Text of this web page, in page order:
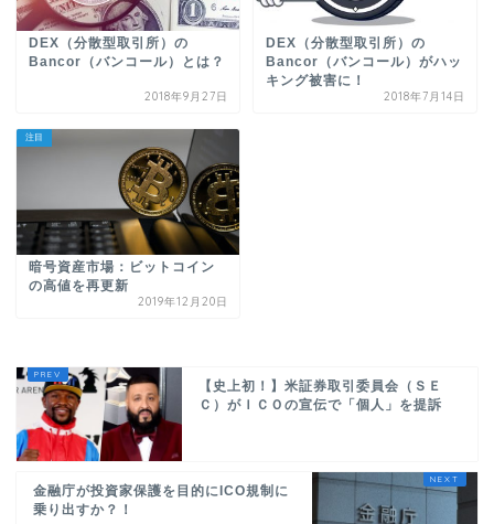
DEX（分散型取引所）の
Bancor（バンコール）とは？
2018年9月27日
DEX（分散型取引所）の
Bancor（バンコール）がハッ
キング被害に！
2018年7月14日
注目
暗号資産市場：ビットコイン
の高値を再更新
2019年12月20日
【史上初！】米証券取引委員会（ＳＥ
Ｃ）がＩＣＯの宣伝で「個人」を提訴
金融庁が投資家保護を目的にICO規制に
乗り出すか？！